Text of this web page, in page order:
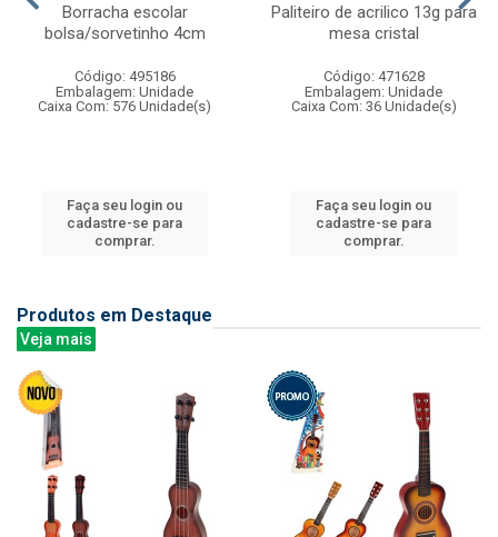
Borracha escolar
bolsa/sorvetinho 4cm
Código: 495186
Embalagem: Unidade
Caixa Com: 576 Unidade(s)
Faça seu login ou
cadastre-se para
comprar.
Paliteiro de acrilico 13g para
mesa cristal
Código: 471628
Embalagem: Unidade
Caixa Com: 36 Unidade(s)
Faça seu login ou
cadastre-se para
comprar.
Produtos em Destaque
Veja mais